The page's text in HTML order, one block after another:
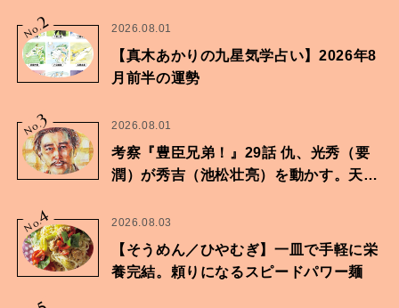
No.2 2026.08.01
【真木あかりの九星気学占い】2026年8
月前半の運勢
No.
3 2026.08.01
考察『豊臣兄弟！』29話 仇、光秀（要
潤）が秀吉（池松壮亮）を動かす。天下
No.
4 2026.08.03
【そうめん／ひやむぎ】一皿で手軽に栄
養完結。頼りになるスピードパワー麺